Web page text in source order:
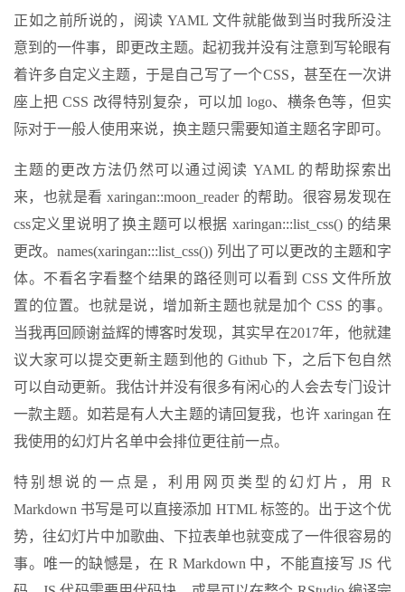
正如之前所说的，阅读 YAML 文件就能做到当时我所没注
意到的一件事，即更改主题。起初我并没有注意到写轮眼有
着许多自定义主题，于是自己写了一个CSS，甚至在一次讲
座上把 CSS 改得特别复杂，可以加 logo、横条色等，但实
际对于一般人使用来说，换主题只需要知道主题名字即可。
主题的更改方法仍然可以通过阅读 YAML 的帮助探索出
来，也就是看 xaringan::moon_reader 的帮助。很容易发现在
css定义里说明了换主题可以根据 xaringan:::list_css() 的结果
更改。names(xaringan:::list_css()) 列出了可以更改的主题和字
体。不看名字看整个结果的路径则可以看到 CSS 文件所放
置的位置。也就是说，增加新主题也就是加个 CSS 的事。
当我再回顾谢益辉的博客时发现，其实早在2017年，他就建
议大家可以提交更新主题到他的 Github 下，之后下包自然
可以自动更新。我估计并没有很多有闲心的人会去专门设计
一款主题。如若是有人大主题的请回复我，也许 xaringan 在
我使用的幻灯片名单中会排位更往前一点。
特别想说的一点是，利用网页类型的幻灯片，用 R
Markdown 书写是可以直接添加 HTML 标签的。出于这个优
势，往幻灯片中加歌曲、下拉表单也就变成了一件很容易的
事。唯一的缺憾是，在 R Markdown 中，不能直接写 JS 代